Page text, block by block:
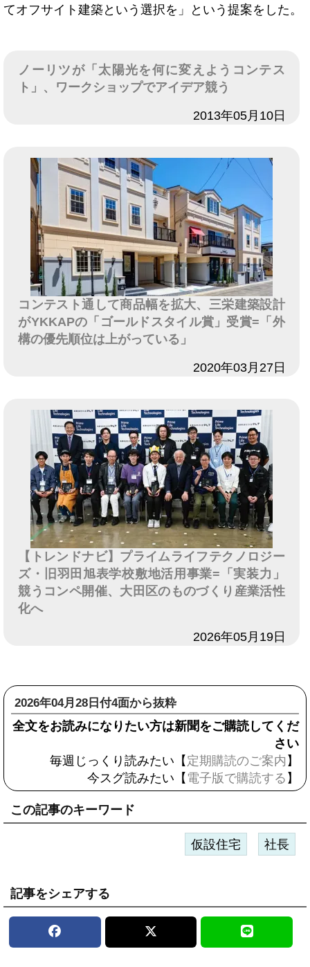
てオフサイト建築という選択を」という提案をした。
ノーリツが「太陽光を何に変えようコンテス
ト」、ワークショップでアイデア競う
2013年05月10日
コンテスト通して商品幅を拡大、三栄建築設計
がYKKAPの「ゴールドスタイル賞」受賞=「外
構の優先順位は上がっている」
2020年03月27日
【トレンドナビ】プライムライフテクノロジー
ズ・旧羽田旭表学校敷地活用事業=「実装力」
競うコンペ開催、大田区のものづくり産業活性
化へ
2026年05月19日
2026年04月28日付4面から抜粋
全文をお読みになりたい方は新聞をご購読してくだ
さい
毎週じっくり読みたい【 定期購読のご案内 】
今スグ読みたい【 電子版で購読する 】
この記事のキーワード
仮設住宅 社長
記事をシェアする